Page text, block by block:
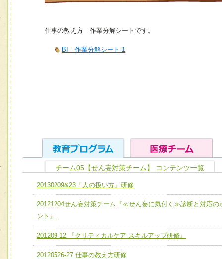
仕事の教え方 作業分解シートです。
BI 作業分解シート-1
ユニット１ 医療人としての基礎能力
全人的医療を実践する医療人として、必要な基礎能力を身
ける
必要に応じて柔軟に医療チームを組織し、強調できる
ユニット３ 多職種連携力
チーム01【病院内横断的問題解決チーム】
宅患者等支援チーム】
チーム05【せん妄対策チーム】 コンテンツ一覧
20130209&23「人の扱い方」研修
20121204せん妄対策チーム『≪せん妄に気付く≫診断と対応の
ント』
201209-12 『クリティカルケア スキルアップ研修』
20120526-27 仕事の教え方研修